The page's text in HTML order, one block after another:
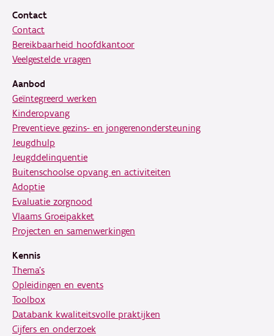
Contact
Contact
Bereikbaarheid hoofdkantoor
Veelgestelde vragen
Aanbod
Geïntegreerd werken
Kinderopvang
Preventieve gezins- en jongerenondersteuning
Jeugdhulp
Jeugddelinquentie
Buitenschoolse opvang en activiteiten
Adoptie
Evaluatie zorgnood
Vlaams Groeipakket
Projecten en samenwerkingen
Kennis
Thema's
Opleidingen en events
Toolbox
Databank kwaliteitsvolle praktijken
Cijfers en onderzoek